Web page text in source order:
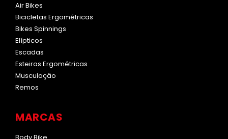
Air Bikes
Bicicletas Ergométricas
Bikes Spinnings
Elípticos
Escadas
Esteiras Ergométricas
Musculação
Remos
MARCAS